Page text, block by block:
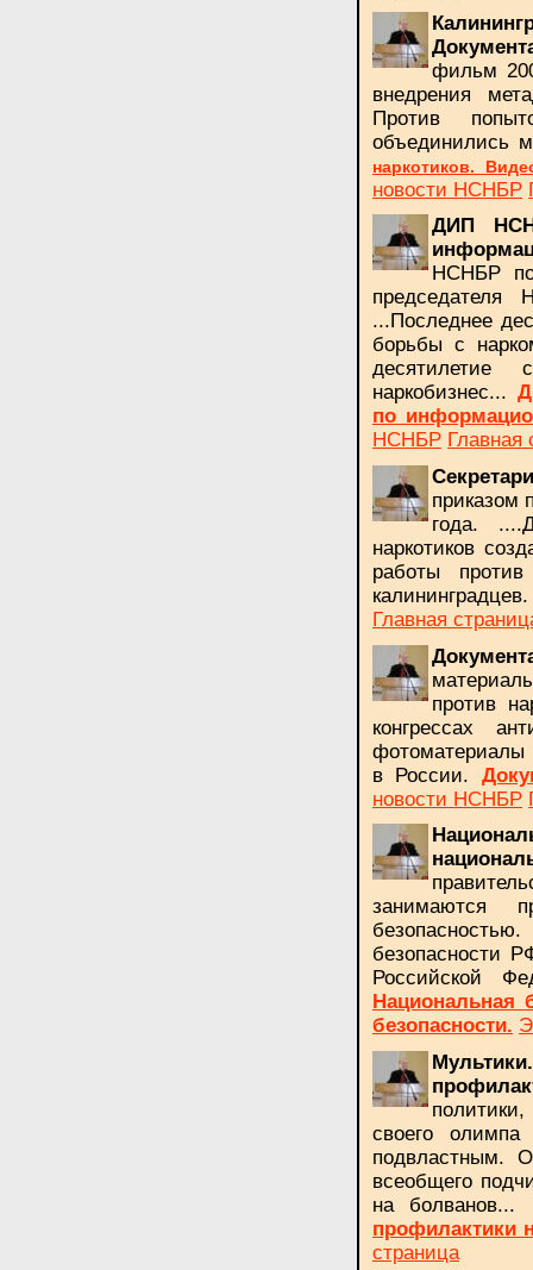
фильм
внедрения
Против
объединились
наркотиков.
новости НСНБР
ДИП
НСНБР по
...Последнее
борьбы с
десятилетие
наркобизнес...
по
НСНБР Главная
приказом
года.
наркотиков
работы
Главная
против
конгрессах
фотоматериалы
в России.
новости НСНБР
занимаются
безопасности
Российской
Национальная
безопасности.
своего
подвластным.
всеобщего
на болванов...
профилактики
страница